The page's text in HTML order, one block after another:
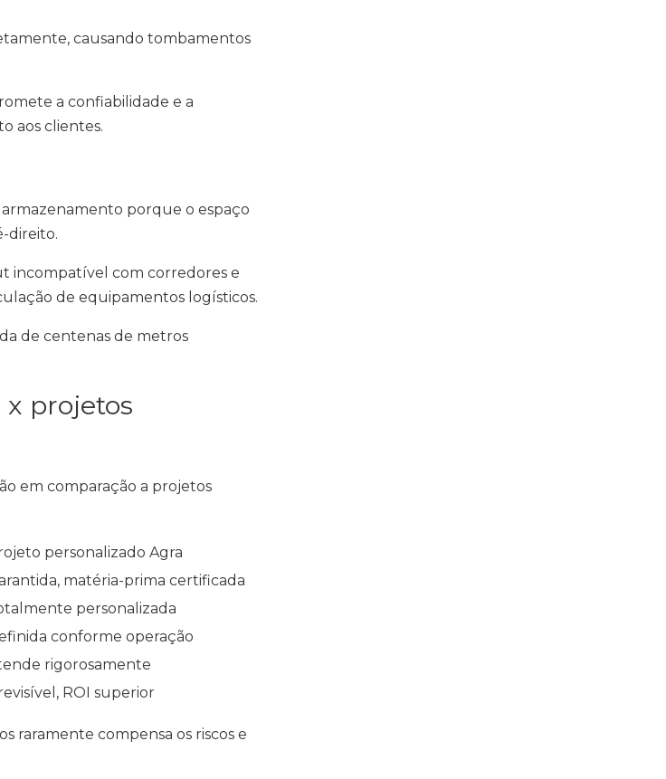
causando tombamentos
a confiabilidade e a
aos clientes.
porque o espaço
direito.
incompatível com corredores e
de equipamentos logísticos.
de centenas de metros
projetos
em comparação a projetos
personalizado Agra
matéria-prima certificada
personalizada
conforme operação
rigorosamente
ROI superior
raramente compensa os riscos e